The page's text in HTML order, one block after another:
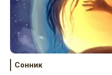
Сонник